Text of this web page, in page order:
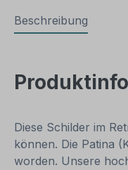
Beschreibung
Diese Schilder im
können. Die Patina
worden. Unsere